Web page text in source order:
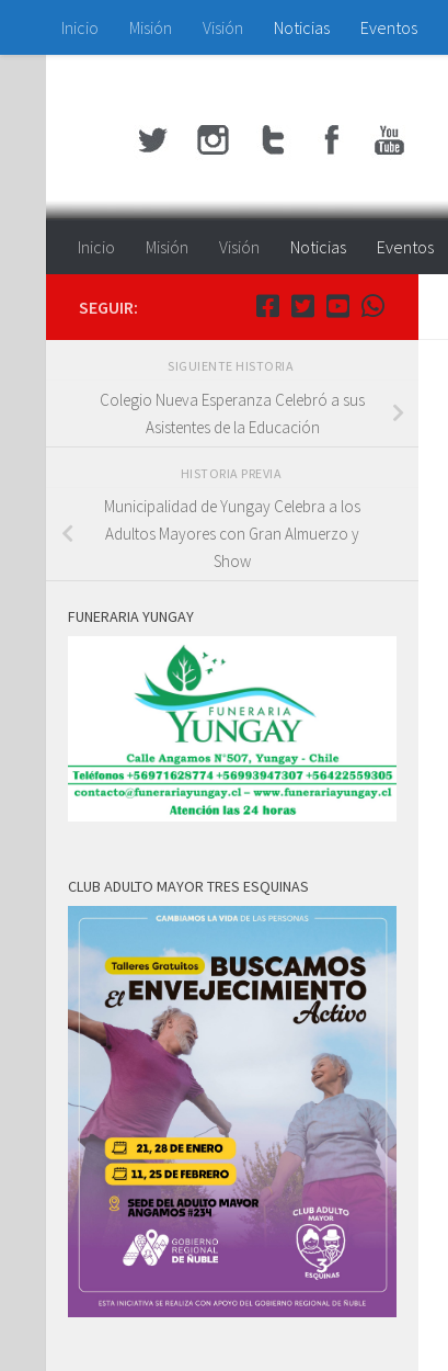
Saltar al contenido
Inicio Misión Visión Noticias Eventos
Inicio Misión Visión Noticias Eventos
SEGUIR:
SIGUIENTE HISTORIA
Colegio Nueva Esperanza Celebró a sus
Asistentes de la Educación
HISTORIA PREVIA
Municipalidad de Yungay Celebra a los
Adultos Mayores con Gran Almuerzo y
Show
FUNERARIA YUNGAY
CLUB ADULTO MAYOR TRES ESQUINAS